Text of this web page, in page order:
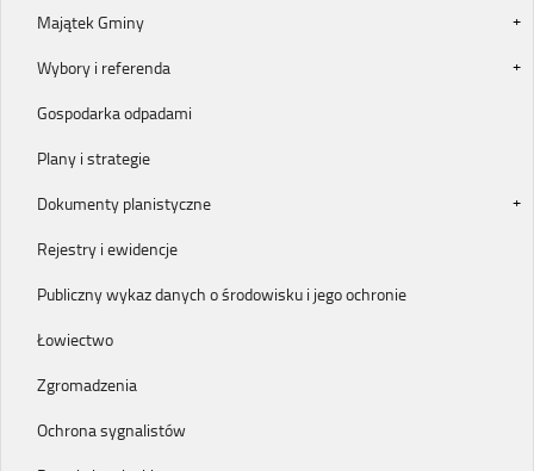
Majątek Gminy
Wybory i referenda
Gospodarka odpadami
Plany i strategie
Dokumenty planistyczne
Rejestry i ewidencje
Publiczny wykaz danych o środowisku i jego ochronie
Łowiectwo
Zgromadzenia
Ochrona sygnalistów